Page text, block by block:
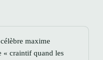
maxime
« craintif quand les